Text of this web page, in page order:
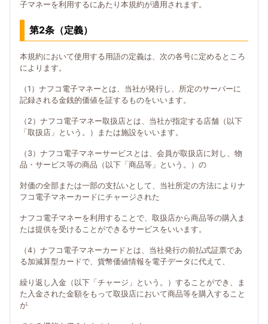
子マネーを利用するにあたり本規約が適用されます。
第2条（定義）
本規約において使用する用語の定義は、次の各号に定めるところ
によります。
（1）ナフコ電子マネーとは、当社が発行し、所定のサーバーに
記録される金銭的価値を証するものをいいます。
（2）ナフコ電子マネー取扱店とは、当社が指定する店舗（以下
「取扱店」という。）または施設をいいます。
（3）ナフコ電子マネーサービスとは、会員が取扱店に対し、物
品・サービス等の商品（以下「商品等」という。）の
対価の全部または一部の支払いとして、当社所定の方法によりナ
フコ電子マネーカードにチャージされた
ナフコ電子マネーを利用することで、取扱店から商品等の購入ま
たは提供を受けることができるサービスをいいます。
（4）ナフコ電子マネーカードとは、当社発行の前払式証票であ
る加減算型カードで、貨幣価値情報を電子データに代えて、
繰り返し入金（以下「チャージ」という。）することができ、ま
た入金された金額をもって取扱店において商品等を購入すること
が